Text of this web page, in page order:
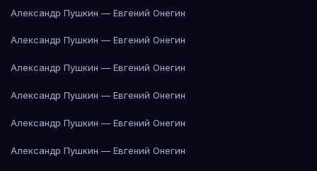
Александр Пушкин — Евгений Онегин
Александр Пушкин — Евгений Онегин
Александр Пушкин — Евгений Онегин
Александр Пушкин — Евгений Онегин
Александр Пушкин — Евгений Онегин
Александр Пушкин — Евгений Онегин